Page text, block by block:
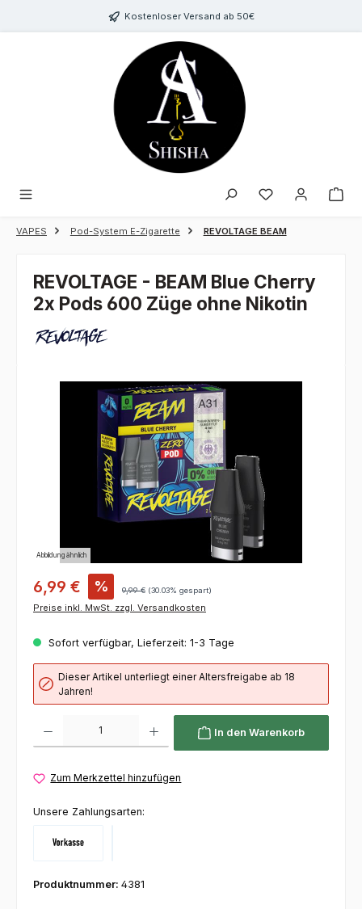
Zum Hauptinhalt springenKostenloser Versand ab 50€
Du hast 0
VAPES Pod-System E-Zigarette REVOLTAGE BEAM
REVOLTAGE - BEAM Blue Cherry
2x Pods 600 Züge ohne Nikotin
Bildergalerie überspringen
Abbildung ähnlich
6,99 € % 9,99 € (30.03% gespart)
Preise inkl. MwSt. zzgl. Versandkosten
Sofort verfügbar, Lieferzeit: 1-3 Tage
Dieser Artikel unterliegt einer Altersfreigabe ab 18
Jahren!
In den Warenkorb
Zum Merkzettel hinzufügen
Unsere Zahlungsarten:
Produktnummer: 4381